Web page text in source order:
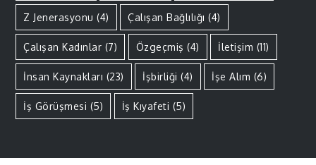
Z Jenerasyonu (4) Çalışan Bağlılığı (4)
Çalışan Kadınlar (7) Özgeçmiş (4) İletişim (11)
İnsan Kaynakları (23) İşbirliği (4) İşe Alım (6)
İş Görüşmesi (5) İş Kıyafeti (5)